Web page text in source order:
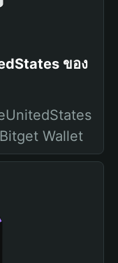
ของ
Wallet